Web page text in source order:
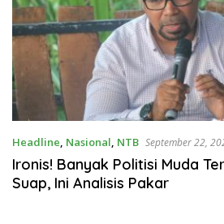
Headline, Nasional, NTB September 22,
Ironis! Banyak Politisi Muda
Suap, Ini Analisis Pakar